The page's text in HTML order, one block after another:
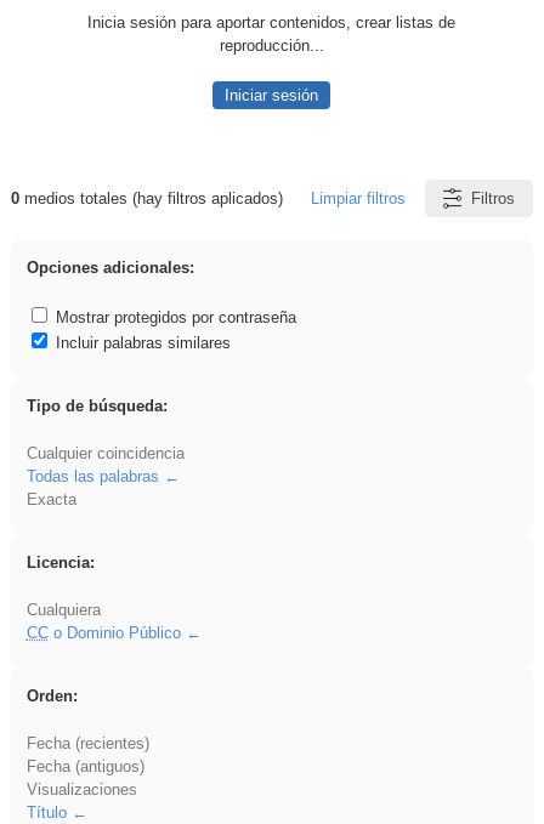
Inicia sesión para aportar contenidos, crear listas de
reproducción...
Iniciar sesión
Resultados de: VDj
0medios totales (hay filtros aplicados) Limpiar filtros Filtros
Opciones adicionales:
Mostrar protegidos por contraseña
Incluir palabras similares
Tipo de búsqueda:
Cualquier coincidencia
Todas las palabras
Exacta
Licencia:
Cualquiera
CCo Dominio Público
Orden:
Fecha (recientes)
Fecha (antiguos)
Visualizaciones
Título